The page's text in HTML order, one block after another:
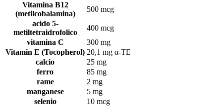
Vitamina B12
(metilcobalamina)
500 mcg
acido 5-
metiltetraidrofolico
400 mcg
vitamina C
300 mg
Vitamin E (Tocopherol) 20,1 mg α-TE
calcio
25 mg
ferro
85 mg
rame
2 mg
manganese
5 mg
selenio
10 mcg